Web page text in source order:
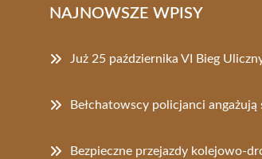
NAJNOWSZE WPISY
Już 25 października VI Bieg
Bełchatowscy policjanci
Bezpieczne przejazdy kolejowo-